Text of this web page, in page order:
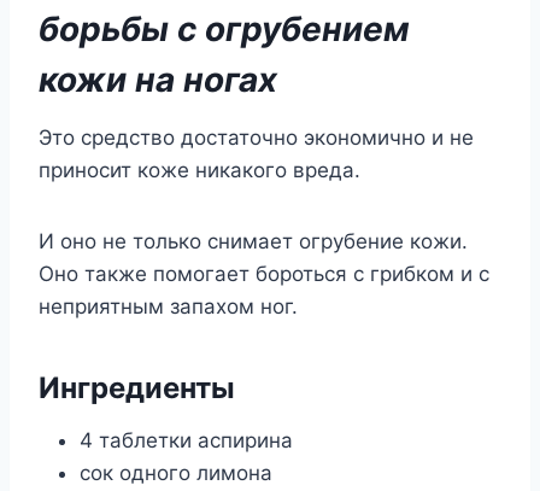
борьбы с огрубением
кожи на ногах
Это средство достаточно экономично и не
приносит коже никакого вреда.
И оно не только снимает огрубение кожи.
Оно также помогает бороться с грибком и с
неприятным запахом ног.
Ингредиенты
4 таблетки аспирина
сок одного лимона